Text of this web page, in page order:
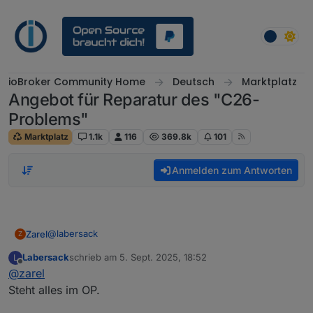
ioBroker Community Home Deutsch Marktplatz
Angebot für Reparatur des "C26-
Problems"
Marktplatz 1.1k 116 369.8k 101
Anmelden zum Antworten
Z Zarel@labersack
Danke das ist wirklich freundlich und ich würde Dein
Kannst Du mir sagen warum man die Kondensatoren bei
L
Offline
Labersackschrieb am 5. Sept. 2025, 18:52
zuletzt editiert von
@zarel
Steht alles im OP.